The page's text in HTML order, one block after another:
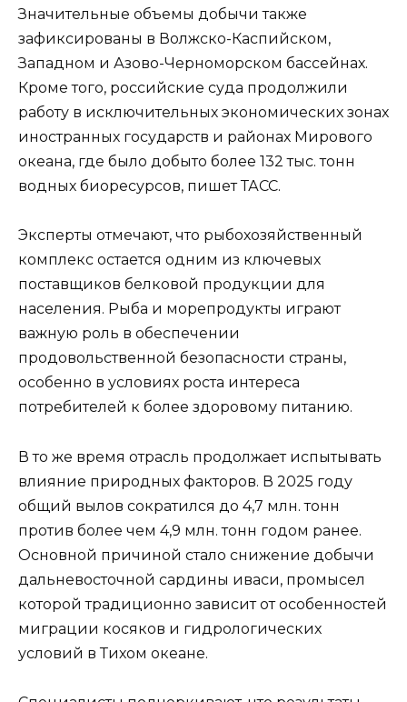
Значительные объемы добычи также
зафиксированы в Волжско-Каспийском,
Западном и Азово-Черноморском бассейнах.
Кроме того, российские суда продолжили
работу в исключительных экономических зонах
иностранных государств и районах Мирового
океана, где было добыто более 132 тыс. тонн
водных биоресурсов, пишет ТАСС.
Эксперты отмечают, что рыбохозяйственный
комплекс остается одним из ключевых
поставщиков белковой продукции для
населения. Рыба и морепродукты играют
важную роль в обеспечении
продовольственной безопасности страны,
особенно в условиях роста интереса
потребителей к более здоровому питанию.
В то же время отрасль продолжает испытывать
влияние природных факторов. В 2025 году
общий вылов сократился до 4,7 млн. тонн
против более чем 4,9 млн. тонн годом ранее.
Основной причиной стало снижение добычи
дальневосточной сардины иваси, промысел
которой традиционно зависит от особенностей
миграции косяков и гидрологических
условий в Тихом океане.